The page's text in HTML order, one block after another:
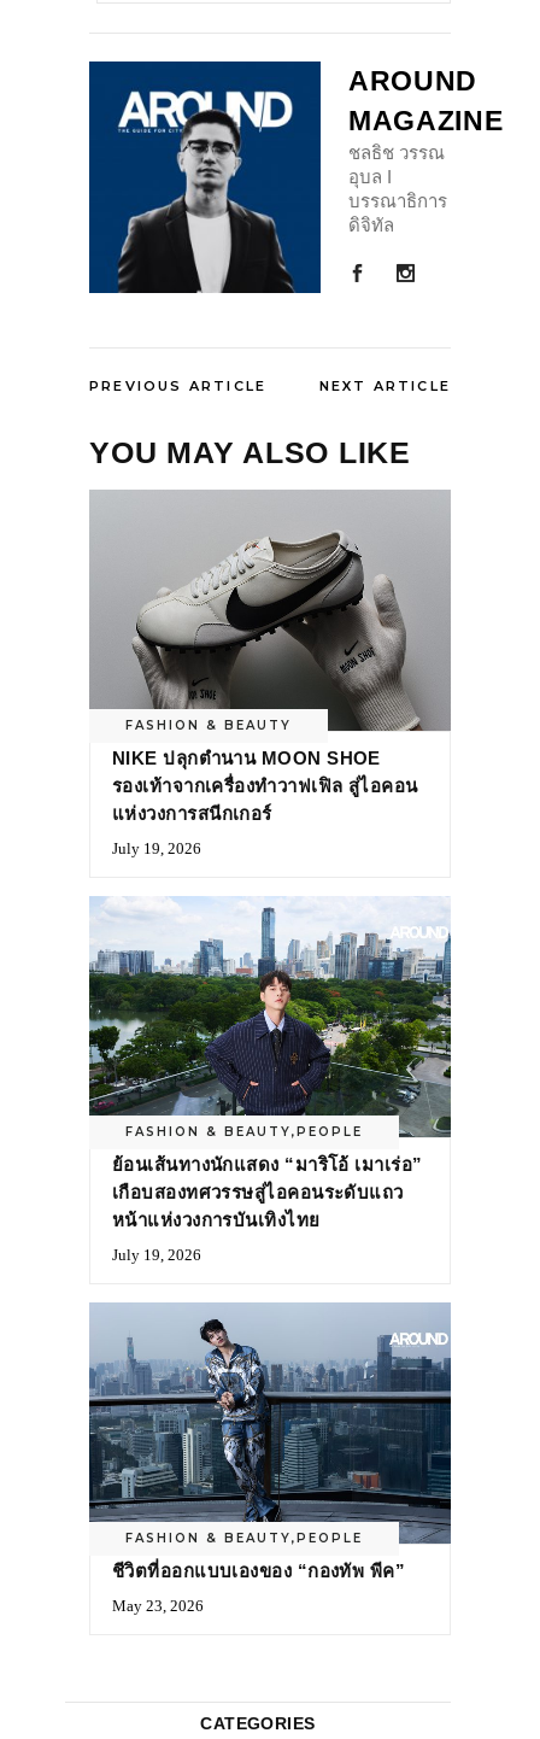
AROUND
MAGAZINE
ชลธิช วรรณ
อุบล I
บรรณาธิการ
ดิจิทัล
PREVIOUS ARTICLE NEXT ARTICLE
YOU MAY ALSO LIKE
FASHION & BEAUTY
NIKE ปลุกตำนาน MOON SHOE
รองเท้าจากเครื่องทำวาฟเฟิล สู่ไอคอน
แห่งวงการสนีกเกอร์
July 19, 2026
FASHION & BEAUTY,PEOPLE
ย้อนเส้นทางนักแสดง “มาริโอ้ เมาเร่อ”
เกือบสองทศวรรษสู่ไอคอนระดับแถว
หน้าแห่งวงการบันเทิงไทย
July 19, 2026
FASHION & BEAUTY,PEOPLE
ชีวิตที่ออกแบบเองของ “กองทัพ พีค”
May 23, 2026
CATEGORIES